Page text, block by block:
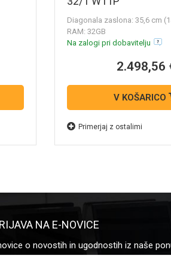
Diagonala zaslona: 35,6 cm
RAM: 32GB
Na zalogi pri dobavitelju
2.498,56
V KOŠARICO
Primerjaj z ostalimi
NA E-NOVICE
o novostih in ugodnostih iz naše